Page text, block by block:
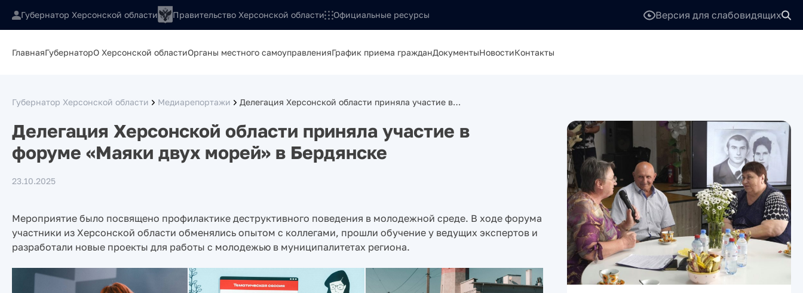
Губернатор Херсонской области Правительство Херсонской области Официальные ресурсы Версия для слабовидящих
ГлавнаяГубернаторО Херсонской областиОрганы местного самоуправленияГрафик приема гражданДокументыНовостиКонтакты
Губернатор Херсонской области Медиарепортажи Делегация Херсонской области приняла участие в…
Делегация Херсонской области приняла участие в
форуме «Маяки двух морей» в Бердянске
23.10.2025
Мероприятие было посвящено профилактике деструктивного поведения в молодежной среде. В ходе форума
участники из Херсонской области обменялись опытом с коллегами, прошли обучение у ведущих экспертов и
разработали новые проекты для работы с молодежью в муниципалитетах региона.